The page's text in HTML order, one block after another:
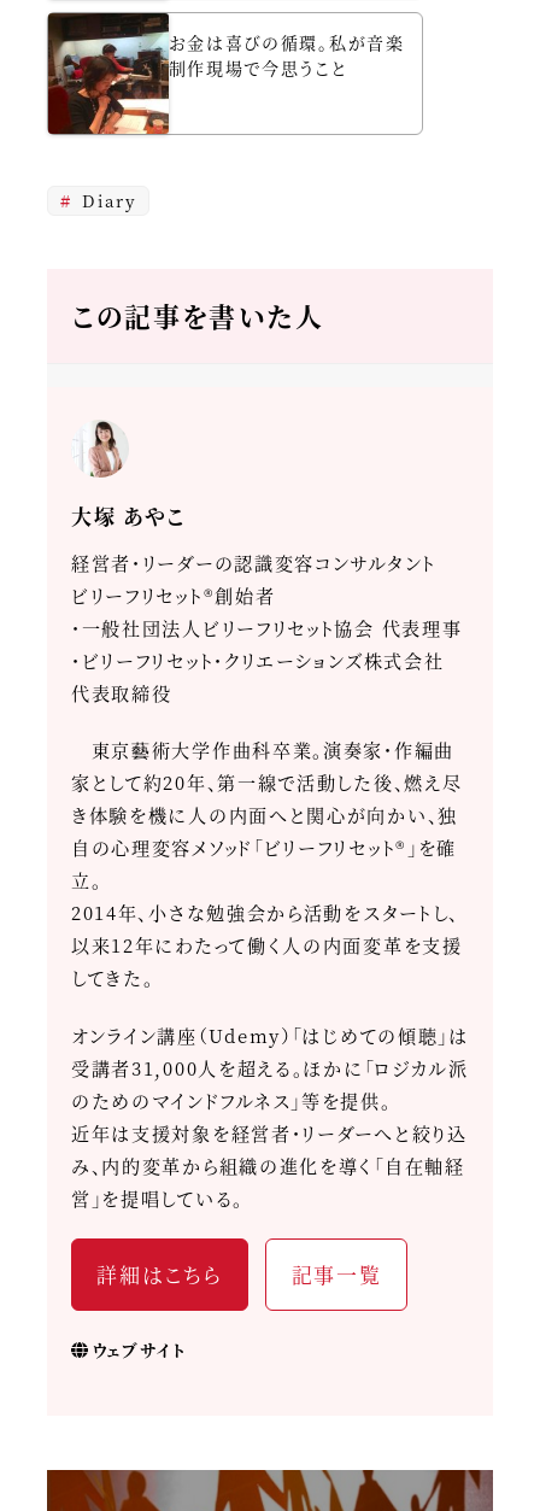
お金は喜びの循環。私が音楽
制作現場で今思うこと
Diary
この記事を書いた人
大塚 あやこ
経営者・リーダーの認識変容コンサルタント
ビリーフリセット®創始者
・一般社団法人ビリーフリセット協会 代表理事
・ビリーフリセット・クリエーションズ株式会社
代表取締役
東京藝術大学作曲科卒業。演奏家・作編曲
家として約20年、第一線で活動した後、燃え尽
き体験を機に人の内面へと関心が向かい、独
自の心理変容メソッド「ビリーフリセット®」を確
立。
2014年、小さな勉強会から活動をスタートし、
以来12年にわたって働く人の内面変革を支援
してきた。
オンライン講座（Udemy）「はじめての傾聴」は
受講者31,000人を超える。ほかに「ロジカル派
のためのマインドフルネス」等を提供。
近年は支援対象を経営者・リーダーへと絞り込
み、内的変革から組織の進化を導く「自在軸経
営」を提唱している。
詳細はこちら 記事一覧
ウェブサイト